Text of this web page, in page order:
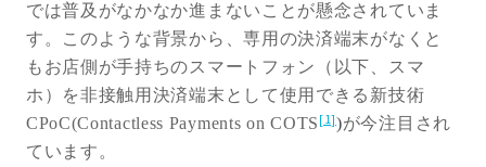
では普及がなかなか進まないことが懸念されていま
す。
このような背景から、専用の決済端末がなくと
もお店側が手持ちのスマートフォン（以下、スマ
ホ）を非接触用決済端末として使用できる新技術
CPoC(Contactless Payments on COTS [1])が今注目され
ています。